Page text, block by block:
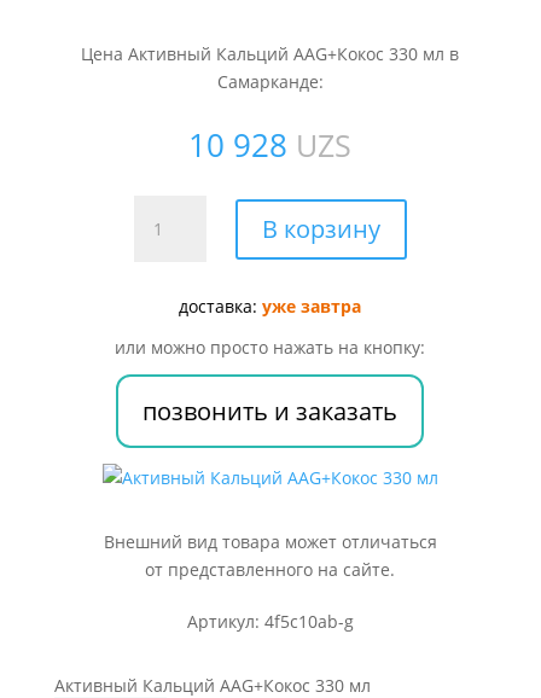
Цена Активный Кальций AAG+Кокос 330 мл в
Самарканде:
10 928 UZS
товара
AAG+Кокос
330
мл
В корзину
доставка:уже завтра
или можно просто нажать на кнопку:
позвонить и заказать
Внешний вид товара может отличаться
от представленного на сайте.
Артикул: 4f5c10ab-g
Активный Кальций AAG+Кокос 330 мл